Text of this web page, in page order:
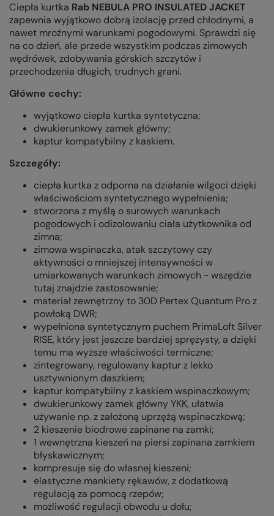
Ciepła kurtka Rab NEBULA PRO INSULATED JACKET
zapewnia wyjątkowo dobrą izolację przed chłodnymi, a
nawet mroźnymi warunkami pogodowymi. Sprawdzi się
na co dzień, ale przede wszystkim podczas zimowych
wędrówek, zdobywania górskich szczytów i
przechodzenia długich, trudnych grani.
Główne cechy:
wyjątkowo ciepła kurtka syntetyczna;
dwukierunkowy zamek główny;
kaptur kompatybilny z kaskiem.
Szczegóły:
ciepła kurtka z odporna na działanie wilgoci dzięki
właściwościom syntetycznego wypełnienia;
stworzona z myślą o surowych warunkach
pogodowych i odizolowaniu ciała użytkownika od
zimna;
zimowa wspinaczka, atak szczytowy czy
aktywności o mniejszej intensywności w
umiarkowanych warunkach zimowych - wszędzie
tutaj znajdzie zastosowanie;
materiał zewnętrzny to 30D Pertex Quantum Pro z
powłoką DWR;
wypełniona syntetycznym puchem PrimaLoft Silver
RISE, który jest jeszcze bardziej sprężysty, a dzięki
temu ma wyższe właściwości termiczne;
zintegrowany, regulowany kaptur z lekko
usztywnionym daszkiem;
kaptur kompatybilny z kaskiem wspinaczkowym;
dwukierunkowy zamek główny YKK, ułatwia
używanie np. z założoną uprzężą wspinaczkową;
2 kieszenie biodrowe zapinane na zamki;
1 wewnętrzna kieszeń na piersi zapinana zamkiem
błyskawicznym;
kompresuje się do własnej kieszeni;
elastyczne mankiety rękawów, z dodatkową
regulacją za pomocą rzepów;
możliwość regulacji obwodu u dołu;